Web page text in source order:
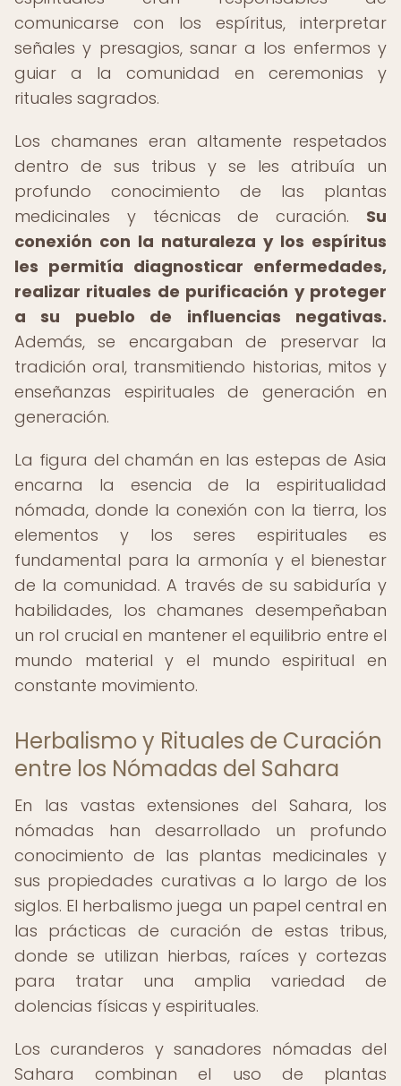
comunicarse con los espíritus, interpretar
señales y presagios, sanar a los enfermos y
guiar a la comunidad en ceremonias y
rituales sagrados.
Los chamanes eran altamente respetados
dentro de sus tribus y se les atribuía un
profundo conocimiento de las plantas
medicinales y técnicas de curación. Su
conexión con la naturaleza y los espíritus
les permitía diagnosticar enfermedades,
realizar rituales de purificación y proteger
a su pueblo de influencias negativas.
Además, se encargaban de preservar la
tradición oral, transmitiendo historias, mitos y
enseñanzas espirituales de generación en
generación.
La figura del chamán en las estepas de Asia
encarna la esencia de la espiritualidad
nómada, donde la conexión con la tierra, los
elementos y los seres espirituales es
fundamental para la armonía y el bienestar
de la comunidad. A través de su sabiduría y
habilidades, los chamanes desempeñaban
un rol crucial en mantener el equilibrio entre el
mundo material y el mundo espiritual en
constante movimiento.
Herbalismo y Rituales de Curación
entre los Nómadas del Sahara
En las vastas extensiones del Sahara, los
nómadas han desarrollado un profundo
conocimiento de las plantas medicinales y
sus propiedades curativas a lo largo de los
siglos. El herbalismo juega un papel central en
las prácticas de curación de estas tribus,
donde se utilizan hierbas, raíces y cortezas
para tratar una amplia variedad de
dolencias físicas y espirituales.
Los curanderos y sanadores nómadas del
Sahara combinan el uso de plantas